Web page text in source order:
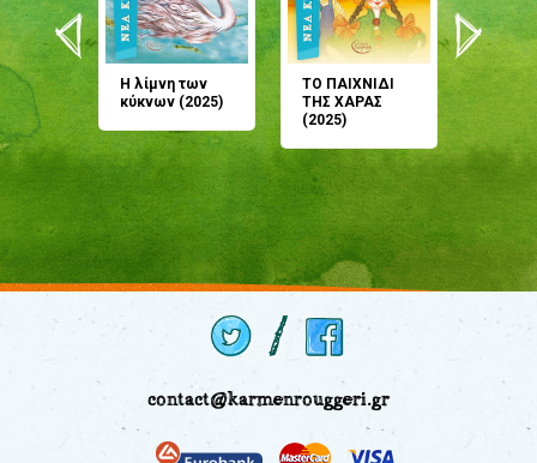
Η λίμνη των
κύκνων (2025)
ΤΟ ΠΑΙΧΝΙΔΙ
ΤΗΣ ΧΑΡΑΣ
(2025)
μου;
(2024)
contact@karmenrouggeri.gr